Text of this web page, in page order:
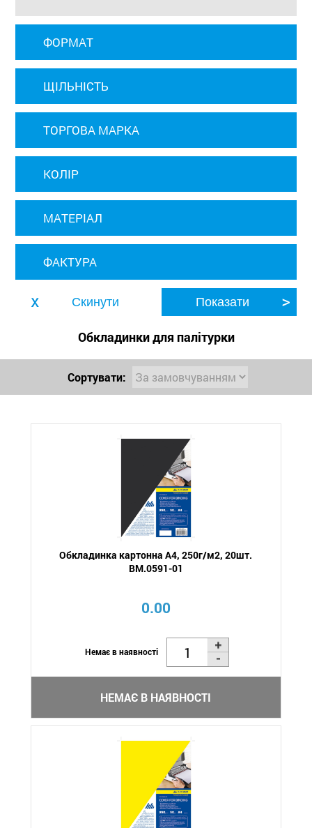
ФОРМАТ
ЩІЛЬНІСТЬ
ТОРГОВА МАРКА
КОЛІР
МАТЕРІАЛ
ФАКТУРА
Обкладинки для палітурки
Сортувати:
Обкладинка картонна А4, 250г/м2, 20шт.
BM.0591-01
0.00
Немає в наявності
НЕМАЄ В НАЯВНОСТІ